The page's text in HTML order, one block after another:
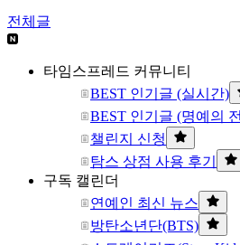
전체글
타임스프레드 커뮤니티
BEST 인기글 (실시간)
BEST 인기글 (명예의
챌린지 신청
탐스 상점 사용 후기
구독 캘린더
연예인 최신 뉴스
방탄소년단(BTS)